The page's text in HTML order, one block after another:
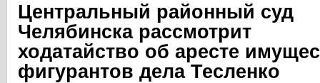
Центральный районный суд
Челябинска рассмотрит
ходатайство об аресте
фигурантов дела Тесленко